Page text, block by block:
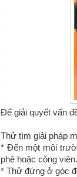
Để giải quyết vấn
Thử tìm giải pháp
* Đến một môi
phê hoặc công viên.
* Thử đứng ở góc